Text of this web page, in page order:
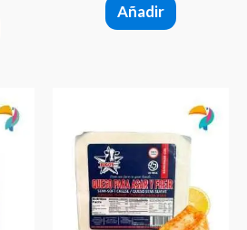
página
de
Añadir
Asar
y
Freír
Rigo's